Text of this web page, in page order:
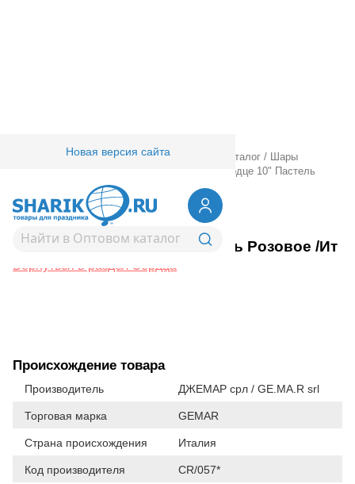
Новая версия сайта
Товары для праздника/ Оптовый каталог /
Шары
Сердце 10" Пастель
1105-0080Сердце 10" Пастель Розовое /Ит
Вернуться в раздел Сердца
Происхождение товара
Производитель ДЖЕМАР срл / GE.MA.R srl
Торговая марка GEMAR
Страна происхождения Италия
Код производителя CR/057*